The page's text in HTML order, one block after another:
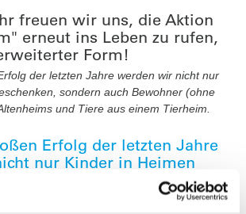
freuen wir uns, die Aktion
erneut ins Leben zu rufen,
Form!
der letzten Jahre werden wir nicht nur
sondern auch Bewohner (ohne
und Tiere aus einem Tierheim.
Erfolg der letzten Jahre
nur Kinder in Heimen
sondern auch Bewohner (ohne
Altenheims und Tiere aus